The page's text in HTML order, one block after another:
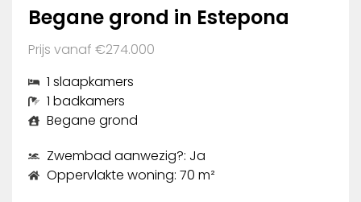
Begane grond in Estepona
Prijs vanaf €274.000
1 slaapkamers
1 badkamers
Begane grond
Zwembad aanwezig?: Ja
Oppervlakte woning: 70 m²